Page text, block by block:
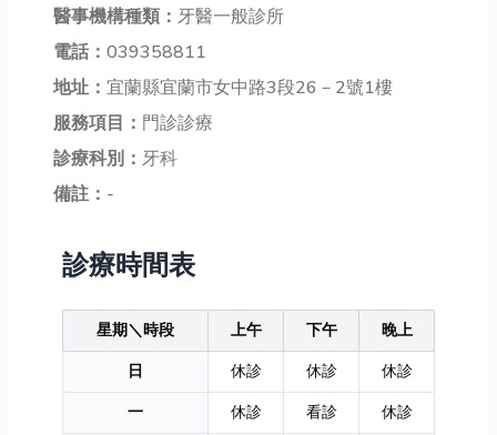
醫事機構種類： 牙醫一般診所
電話： 039358811
地址： 宜蘭縣宜蘭市女中路3段26－2號1樓
服務項目： 門診診療
診療科別： 牙科
備註： -
診療時間表
星期＼時段 上午 下午
晚上
日
休診 休診
休診
一
休診 看診
休診